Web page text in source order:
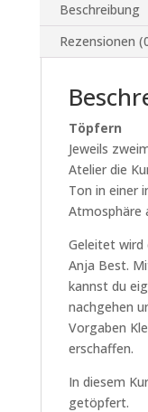
Beschreibung
Rezensionen
Töpfern
Jeweils
Atelier die
Ton in einer
Atmosphäre
Geleitet wird
Anja Best.
kannst du
nachgehen
Vorgaben
erschaffen.
In diesem
getöpfert.